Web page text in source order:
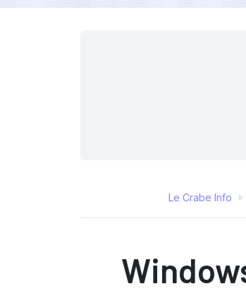
Le Crabe Info